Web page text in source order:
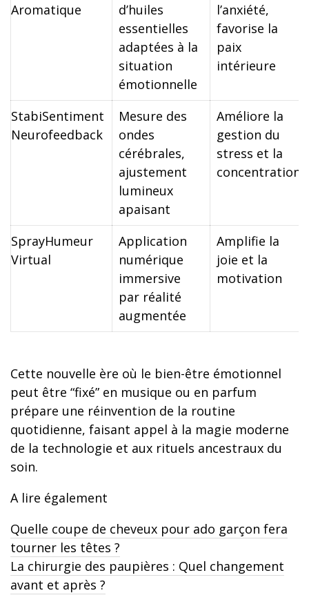
Aromatique
d’huiles
essentielles
adaptées à la
situation
émotionnelle
l’anxiété,
favorise la
paix
intérieure
StabiSentiment
Neurofeedback
Mesure des
ondes
cérébrales,
ajustement
lumineux
apaisant
Améliore la
gestion du
stress et la
concentration
SprayHumeur
Virtual
Application
numérique
immersive
par réalité
augmentée
Amplifie la
joie et la
motivation
Cette nouvelle ère où le bien-être émotionnel
peut être “fixé” en musique ou en parfum
prépare une réinvention de la routine
quotidienne, faisant appel à la magie moderne
de la technologie et aux rituels ancestraux du
soin.
A lire également
Quelle coupe de cheveux pour ado garçon fera
tourner les têtes ?
La chirurgie des paupières : Quel changement
avant et après ?